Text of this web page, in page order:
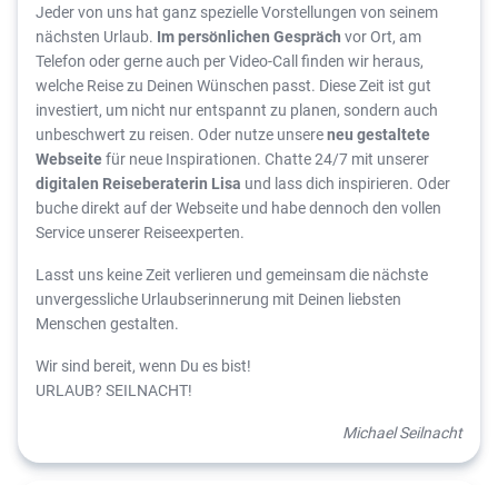
Jeder von uns hat ganz spezielle Vorstellungen von seinem
nächsten Urlaub. Im persönlichen Gespräch vor Ort, am
Telefon oder gerne auch per Video-Call finden wir heraus,
welche Reise zu Deinen Wünschen passt. Diese Zeit ist gut
investiert, um nicht nur entspannt zu planen, sondern auch
unbeschwert zu reisen. Oder nutze unsereneu gestaltete
Webseitefür neue Inspirationen. Chatte 24/7 mit unserer
digitalen Reiseberaterin Lisa und lass dich inspirieren. Oder
buche direkt auf der Webseite und habe dennoch den vollen
Service unserer Reiseexperten.
Lasst uns keine Zeit verlieren und gemeinsam die nächste
unvergessliche Urlaubserinnerung mit Deinen liebsten
Menschen gestalten.
Wir sind bereit, wenn Du es bist!
URLAUB? SEILNACHT!
Michael Seilnacht